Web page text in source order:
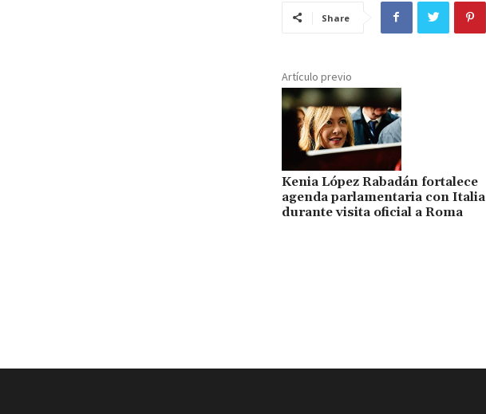
Share
Artículo previo
Kenia López Rabadán fortalece
agenda parlamentaria con Italia
durante visita oficial a Roma